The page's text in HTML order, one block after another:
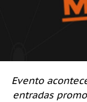
Evento
entradas